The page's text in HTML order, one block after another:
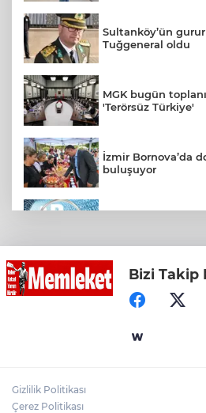
Sultanköy’ün
Tuğgeneral oldu
MGK bugün
'Terörsüz Türkiye'
İzmir Bornova’da
buluşuyor
Konya Taş Bina'da
mapping ve drone
Mardin Kızıltepe
Bizi Takip
Gizlilik Politikası
Çerez Politikası